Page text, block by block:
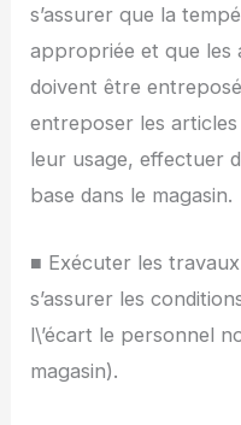
s’assurer que la
appropriée et que les
doivent être
entreposer les
leur usage, effectuer
base dans le magasin.
■ Exécuter les
s’assurer les
l\’écart le personnel
magasin).